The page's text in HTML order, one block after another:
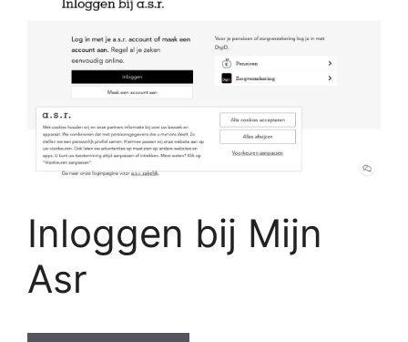
Inloggen bij Mijn
Asr